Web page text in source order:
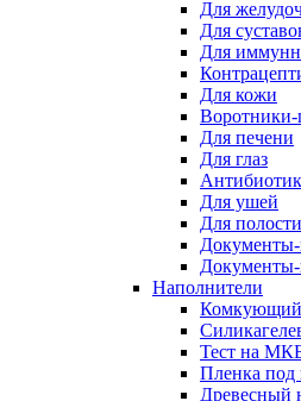
Для
Для
Для
Для кожи
Для печени
Для глаз
Для ушей
Для
Документы-
Документы-
Наполнители
Тест на
Пленка под
Древесный